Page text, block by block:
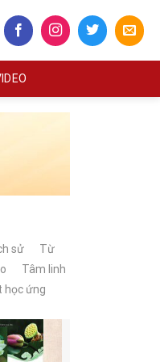
sử
Từ
Tâm linh
học ứng